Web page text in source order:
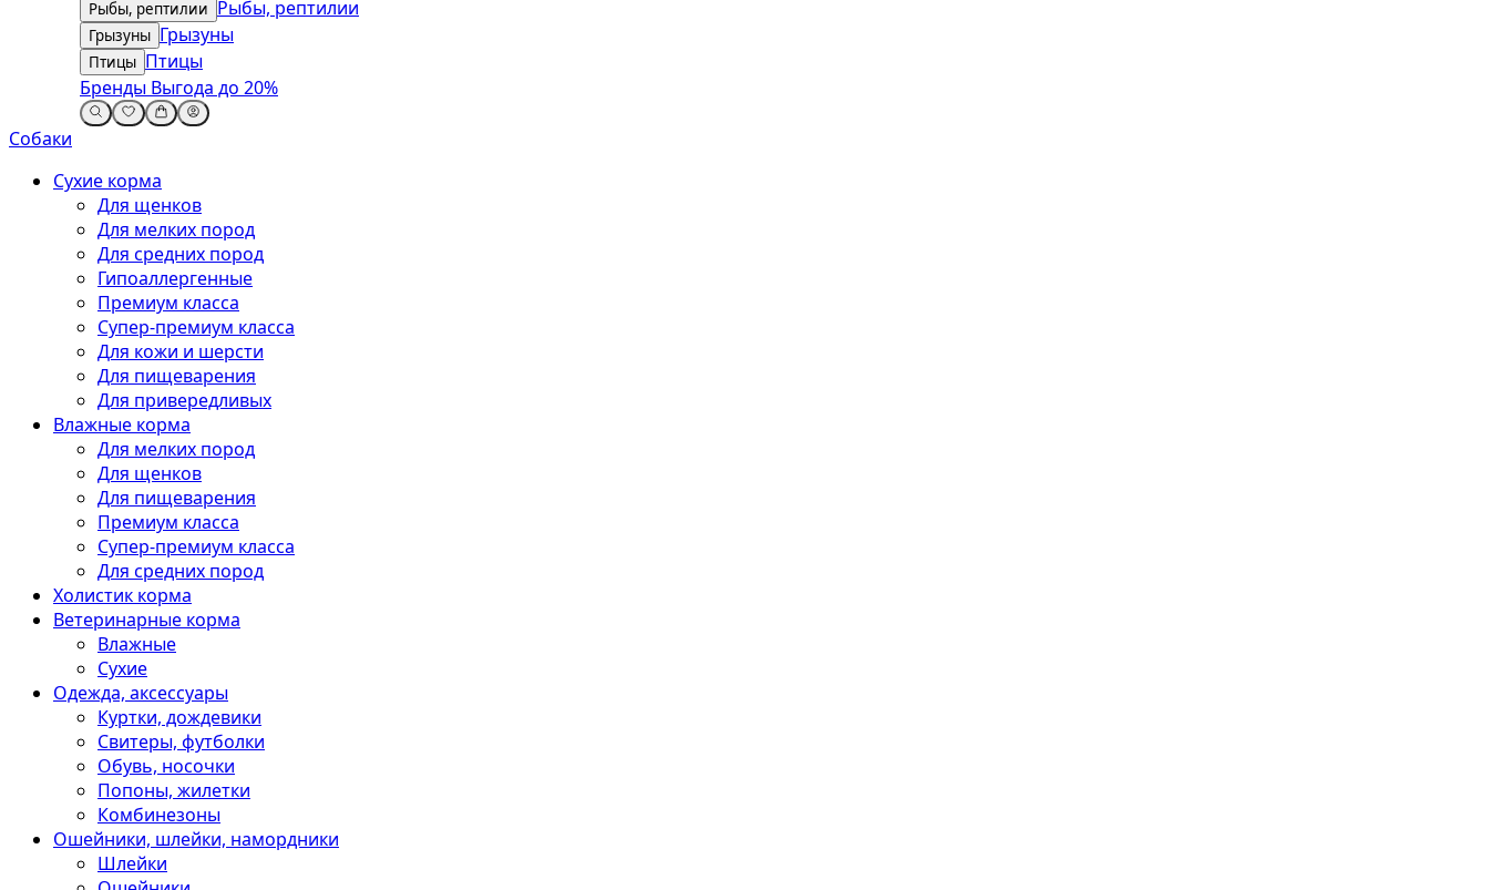
Рыбы, рептилии Рыбы, рептилии
Грызуны Грызуны
Птицы Птицы
Бренды Выгода до 20%
Собаки
Сухие корма
Для щенков
Для мелких пород
Для средних пород
Гипоаллергенные
Премиум класса
Супер-премиум класса
Для кожи и шерсти
Для пищеварения
Для привередливых
Влажные корма
Для мелких пород
Для щенков
Для пищеварения
Премиум класса
Супер-премиум класса
Для средних пород
Холистик корма
Ветеринарные корма
Влажные
Сухие
Одежда, аксессуары
Куртки, дождевики
Свитеры, футболки
Обувь, носочки
Попоны, жилетки
Комбинезоны
Ошейники, шлейки, намордники
Шлейки